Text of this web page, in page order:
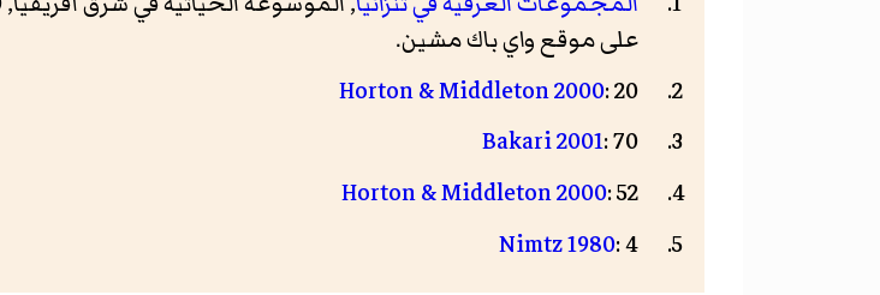
على موقع واي باك مشين.
Horton & Middleton 2000: 20
Bakari 2001: 70
Horton & Middleton 2000: 52
Nimtz 1980: 4